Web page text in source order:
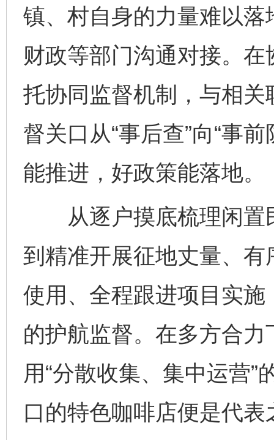
镇、村自身的力量难以
财政等部门沟通对接。
托协同监督机制，与相
督关口从“事后查”向“事
能推进，好政策能落地。
从逐户摸底梳理闲置
到精准开展征地丈量、
使用、全程跟进项目实
的护航监督。在多方合
用“分散收集、集中运营
口的特色咖啡店便是代表